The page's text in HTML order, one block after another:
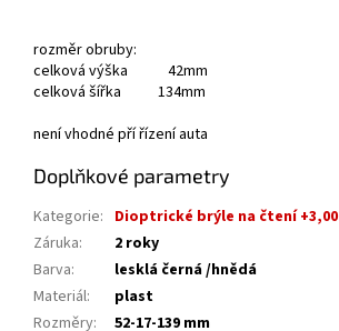
rozměr obruby:
celková výška 42mm
celková šířka 134mm
není vhodné pří řízení auta
Doplňkové parametry
Kategorie: Dioptrické brýle na čtení +3,00
Záruka:
2 roky
Barva:
lesklá černá /hnědá
Materiál:
plast
Rozměry: 52-17-139 mm